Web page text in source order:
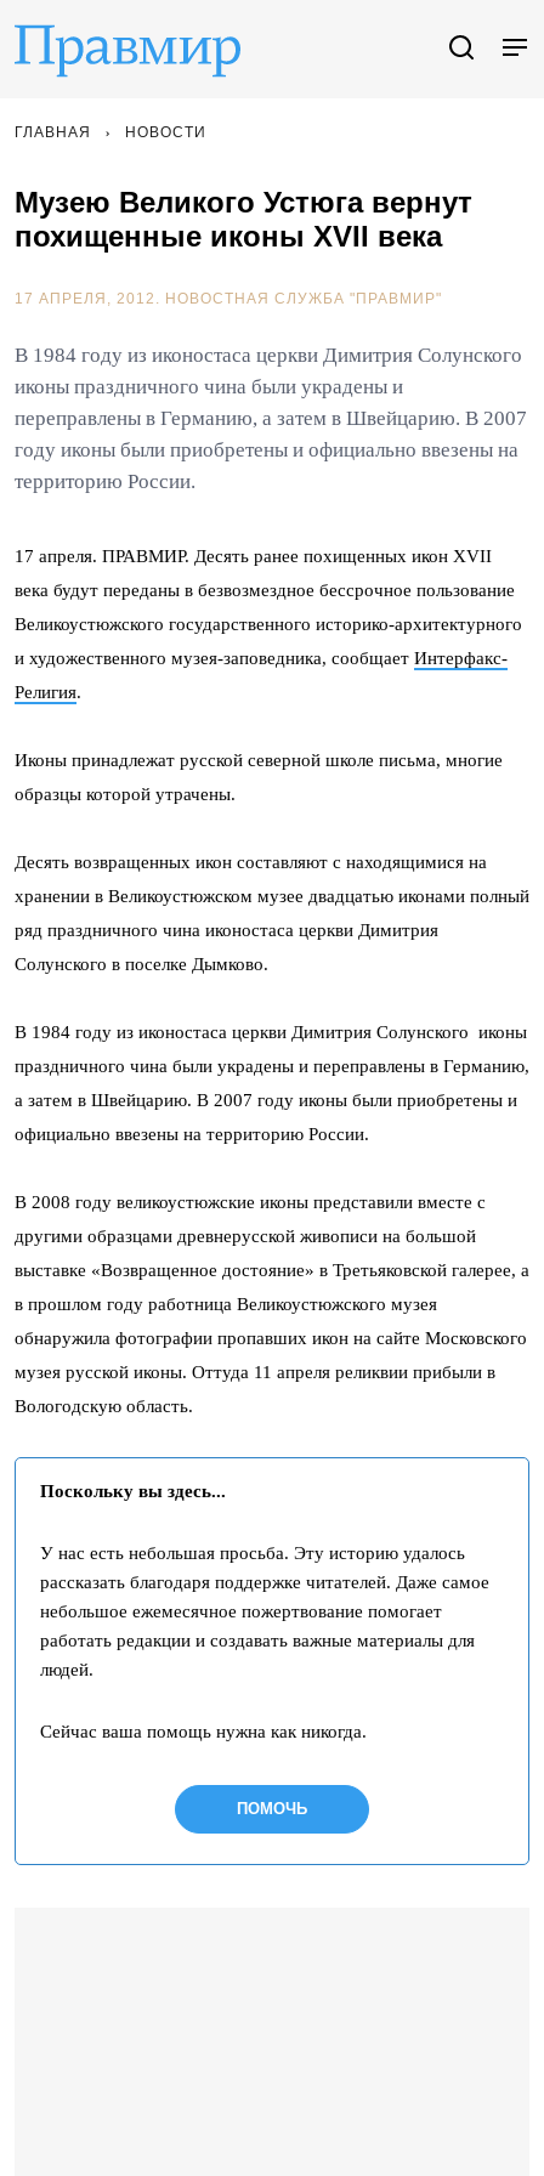
ГЛАВНАЯ НОВОСТИ
Музею Великого Устюга вернут
похищенные иконы XVII века
17 АПРЕЛЯ, 2012. НОВОСТНАЯ СЛУЖБА "ПРАВМИР"
В 1984 году из иконостаса церкви Димитрия Солунского
иконы праздничного чина были украдены и
переправлены в Германию, а затем в Швейцарию. В 2007
году иконы были приобретены и официально ввезены на
территорию России.
17 апреля. ПРАВМИР. Десять ранее похищенных икон XVII
века будут переданы в безвозмездное бессрочное пользование
Великоустюжского государственного историко-архитектурного
и художественного музея-заповедника, сообщает Интерфакс-
Религия.
Иконы принадлежат русской северной школе письма, многие
образцы которой утрачены.
Десять возвращенных икон составляют с находящимися на
хранении в Великоустюжском музее двадцатью иконами полный
ряд праздничного чина иконостаса церкви Димитрия
Солунского в поселке Дымково.
В 1984 году из иконостаса церкви Димитрия Солунского иконы
праздничного чина были украдены и переправлены в Германию,
а затем в Швейцарию. В 2007 году иконы были приобретены и
официально ввезены на территорию России.
В 2008 году великоустюжские иконы представили вместе с
другими образцами древнерусской живописи на большой
выставке «Возвращенное достояние» в Третьяковской галерее, а
в прошлом году работница Великоустюжского музея
обнаружила фотографии пропавших икон на сайте Московского
музея русской иконы. Оттуда 11 апреля реликвии прибыли в
Вологодскую область.
Поскольку вы здесь...
У нас есть небольшая просьба. Эту историю удалось
рассказать благодаря поддержке читателей. Даже самое
небольшое ежемесячное пожертвование помогает
работать редакции и создавать важные материалы для
людей.
Сейчас ваша помощь нужна как никогда.
ПОМОЧЬ